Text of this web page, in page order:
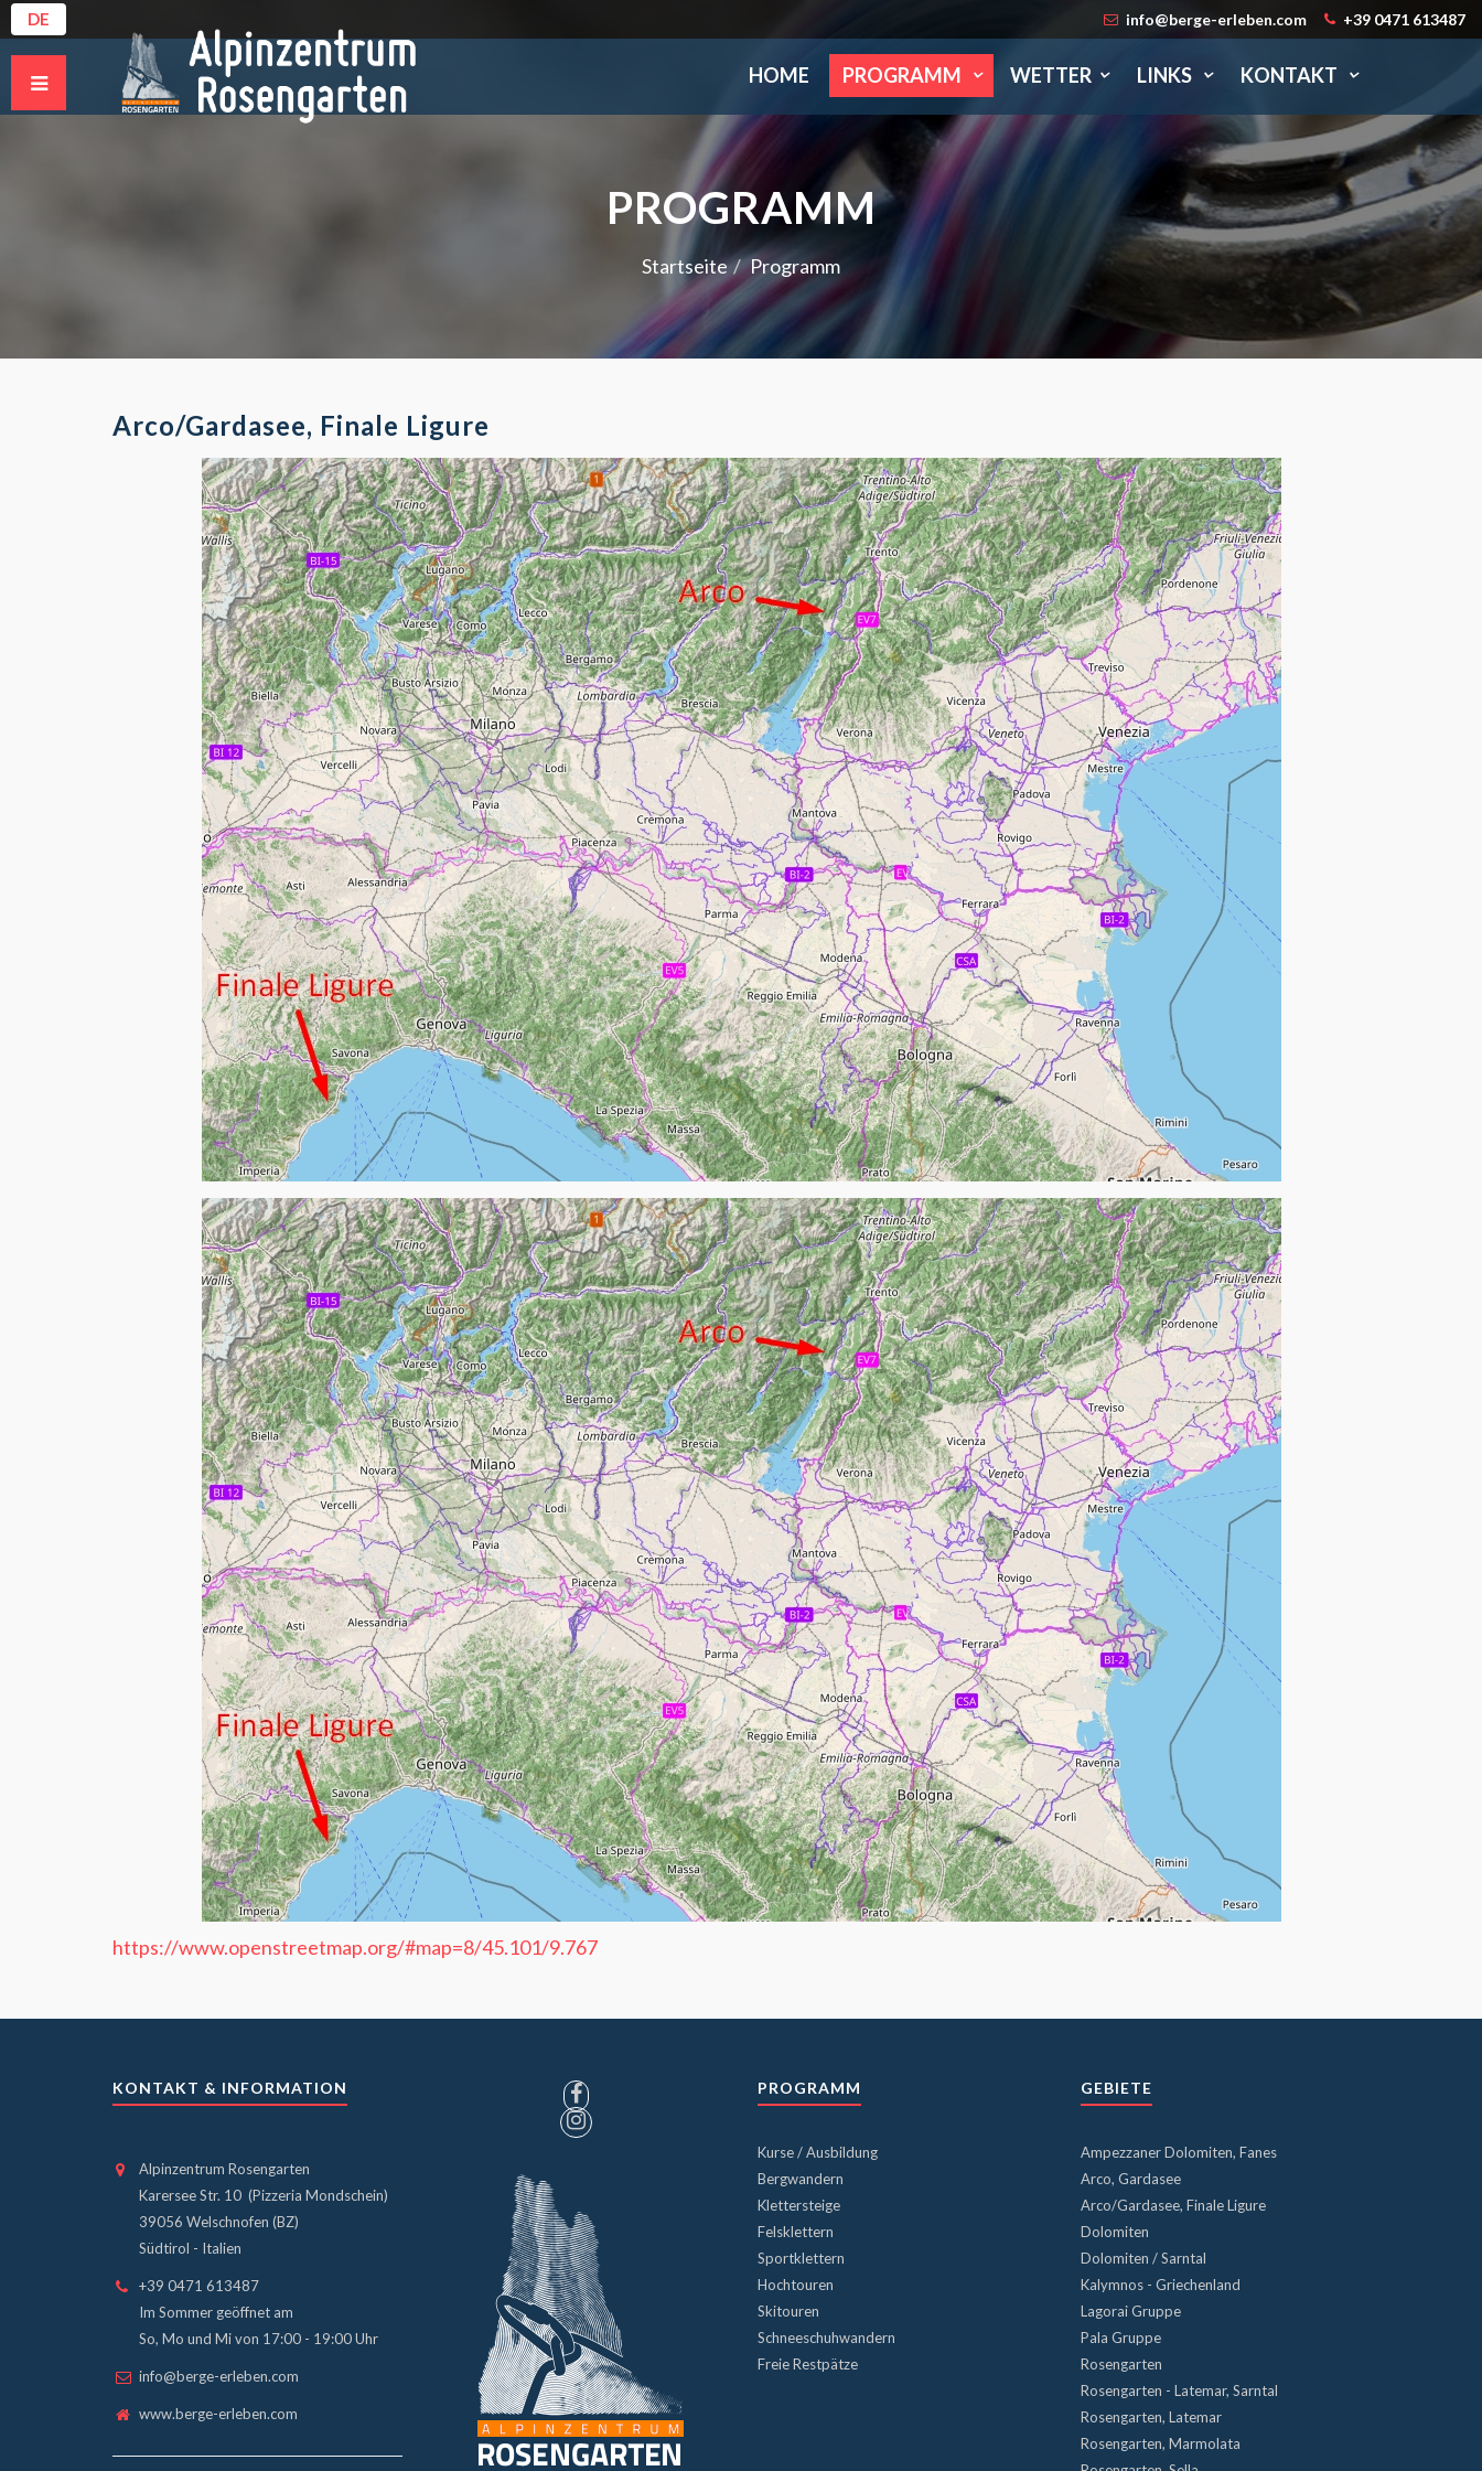
DE info@berge-erleben.com +39 0471 613487
HOME PROGRAMM WETTER LINKS KONTAKT
PROGRAMM
Startseite Programm
Arco/Gardasee, Finale Ligure
https://www.openstreetmap.org/#map=8/45.101/9.767
KONTAKT & INFORMATION
Alpinzentrum Rosengarten
Karersee Str. 10 (Pizzeria Mondschein)
39056 Welschnofen (BZ)
Südtirol - Italien
+39 0471 613487
Im Sommer geöffnet am
So, Mo und Mi von 17:00 - 19:00 Uhr
info@berge-erleben.com
www.berge-erleben.com
PROGRAMM
Kurse / Ausbildung
Bergwandern
Klettersteige
Felsklettern
Sportklettern
Hochtouren
Skitouren
Schneeschuhwandern
Freie Restpätze
GEBIETE
Ampezzaner Dolomiten, Fanes
Arco, Gardasee
Arco/Gardasee, Finale Ligure
Dolomiten
Dolomiten / Sarntal
Kalymnos - Griechenland
Lagorai Gruppe
Pala Gruppe
Rosengarten
Rosengarten - Latemar, Sarntal
Rosengarten, Latemar
Rosengarten, Marmolata